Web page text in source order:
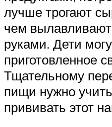
лучше трогают
чем
руками. Дети
приготовленное
Тщательному
пищи нужно
прививать этот